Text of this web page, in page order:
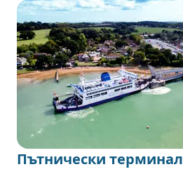
Пътнически терминал